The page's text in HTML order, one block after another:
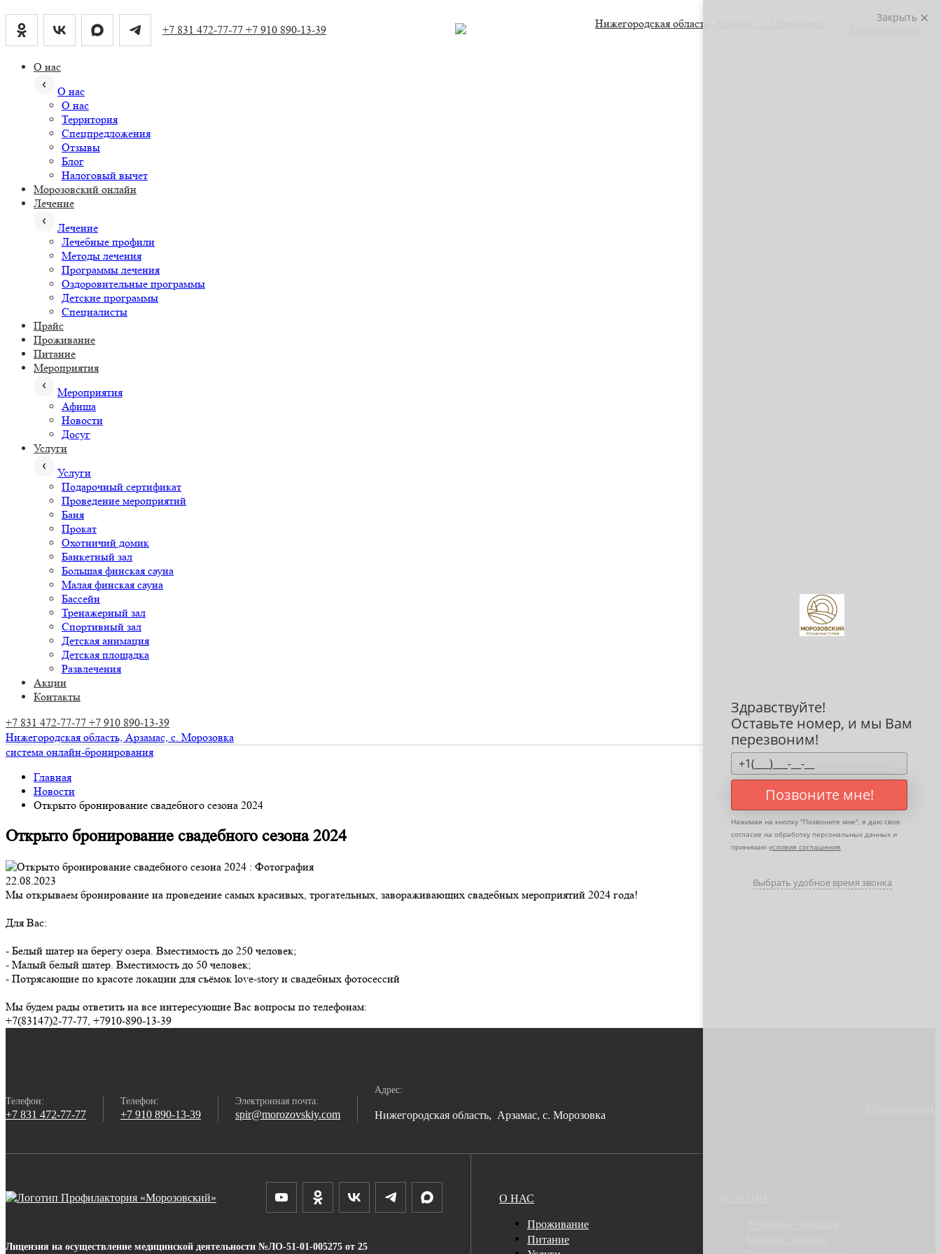
+7 831 472-77-77 +7 910 890-13-39 Нижегородская область,
О нас
О нас
О нас
Территория
Спецпредложения
Отзывы
Блог
Налоговый вычет
Морозовский онлайн
Лечение
Лечение
Лечебные профили
Методы лечения
Программы лечения
Оздоровительные программы
Детские программы
Специалисты
Прайс
Проживание
Питание
Мероприятия
Мероприятия
Афиша
Новости
Досуг
Услуги
Услуги
Подарочный сертификат
Проведение мероприятий
Баня
Прокат
Охотничий домик
Банкетный зал
Большая финская сауна
Малая финская сауна
Бассейн
Тренажерный зал
Спортивный зал
Детская анимация
Детская площадка
Развлечения
Акции
Контакты
+7 831 472-77-77 +7 910 890-13-39
Нижегородская область, Арзамас, с. Морозовка
система онлайн-бронирования
Главная
Новости
Открыто бронирование свадебного сезона 2024
Открыто бронирование свадебного сезона 2024
22.08.2023
Мы открываем бронирование на проведение самых красивых, трогательных, завораживающих свадебных мероприятий 2024 года!
Для Вас:
- Белый шатер на берегу озера. Вместимость до 250 человек;
- Малый белый шатер. Вместимость до 50 человек;
- Потрясающие по красоте локации для съёмок love-story и свадебных фотосессий
Мы будем рады ответить на все интересующие Вас вопросы по телефонам:
+7(83147)2-77-77, +7910-890-13-39
Телефон:
+7 831 472-77-77
Телефон:
+7 910 890-13-39
Электронная почта:
spir@morozovskiy.com
Адрес:
Нижегородская область, Арзамас, с. Морозовка
Лицензия на осуществление медицинской деятельности №ЛО-51-01-005275 от 25
О НАС
Проживание
Питание
Закрыть
Здравствуйте!
Оставьте номер, и мы Вам
перезвоним!
Позвоните мне!
Нажимая на кнопку "Позвоните мне", я даю свое
согласие на обработку персональных данных и
принимаю условия соглашения
Выбрать удобное время звонка